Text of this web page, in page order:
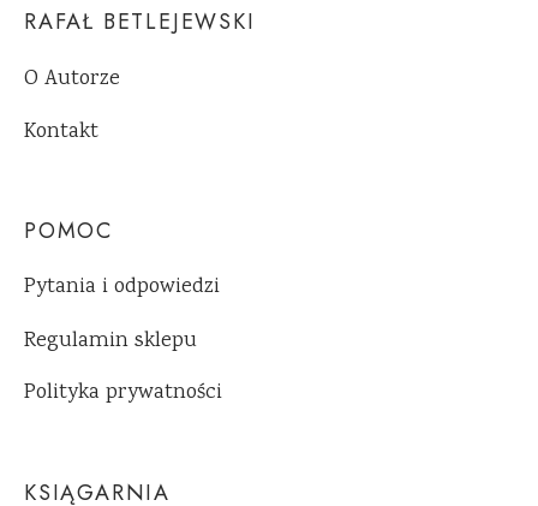
RAFAŁ BETLEJEWSKI
O Autorze
Kontakt
POMOC
Pytania i odpowiedzi
Regulamin sklepu
Polityka prywatności
KSIĄGARNIA